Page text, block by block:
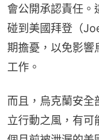
會公開承認責任。
碰到美國拜登（
期擔憂，以免影響
工作。
而且，烏克蘭安全
立行動之風，有